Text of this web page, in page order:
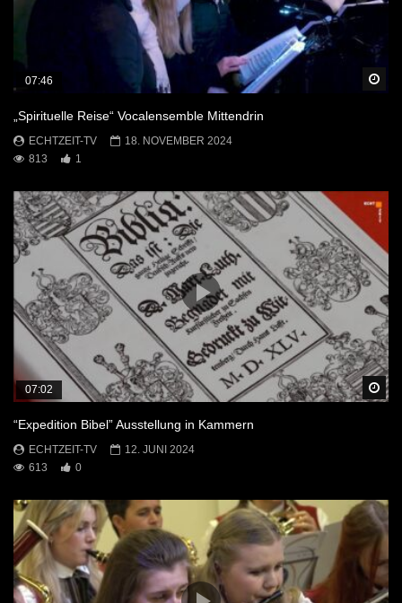
07:46
„Spirituelle Reise“ Vocalensemble Mittendrin
ECHTZEIT-TV
18. NOVEMBER 2024
813
1
07:02
“Expedition Bibel” Ausstellung in Kammern
ECHTZEIT-TV
12. JUNI 2024
613
0